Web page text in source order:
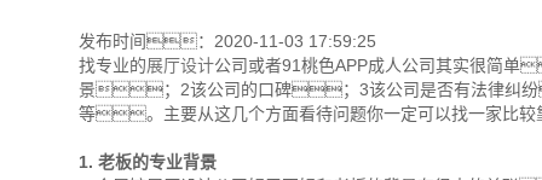
发布时间：2020-11-03 17:59:25
找专业的展厅设计公司或者91桃色APP成人公司其实很简
景；2该公司的口碑；3该公司是否有法律纠纷
等。主要从这几个方面看待问题你一定可以找一家比
1. 老板的专业背景